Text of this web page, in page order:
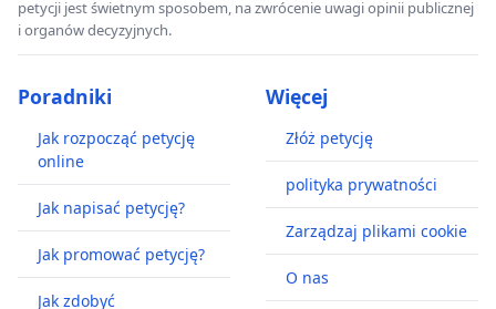
petycji jest świetnym sposobem, na zwrócenie uwagi opinii publicznej
i organów decyzyjnych.
Poradniki
Jak rozpocząć petycję
online
Jak napisać petycję?
Jak promować petycję?
Jak zdobyć
Więcej
Złóż petycję
polityka prywatności
Zarządzaj plikami cookie
O nas